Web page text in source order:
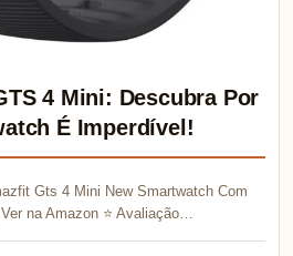
4 Mini: Descubra Por
É Imperdível!
Gts 4 Mini New Smartwatch Com
na Amazon ⭐ Avaliação…